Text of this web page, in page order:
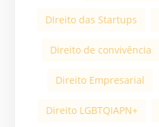
DIreito das Startups
Direito de convivência
Direito Empresarial
Direito LGBTQIAPN+